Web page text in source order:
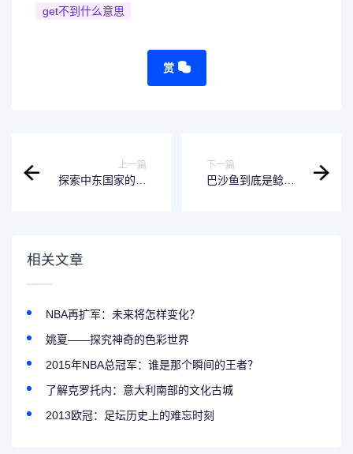
get不到什么意思
赏
上一篇
探索中东国家的独
下一篇
巴沙鱼到底是鲶鱼
相关文章
NBA再扩军：未来将怎样变化？
姚夏——探究神奇的色彩世界
2015年NBA总冠军：谁是那个瞬间的王者？
了解克罗托内：意大利南部的文化古城
2013欧冠：足坛历史上的难忘时刻